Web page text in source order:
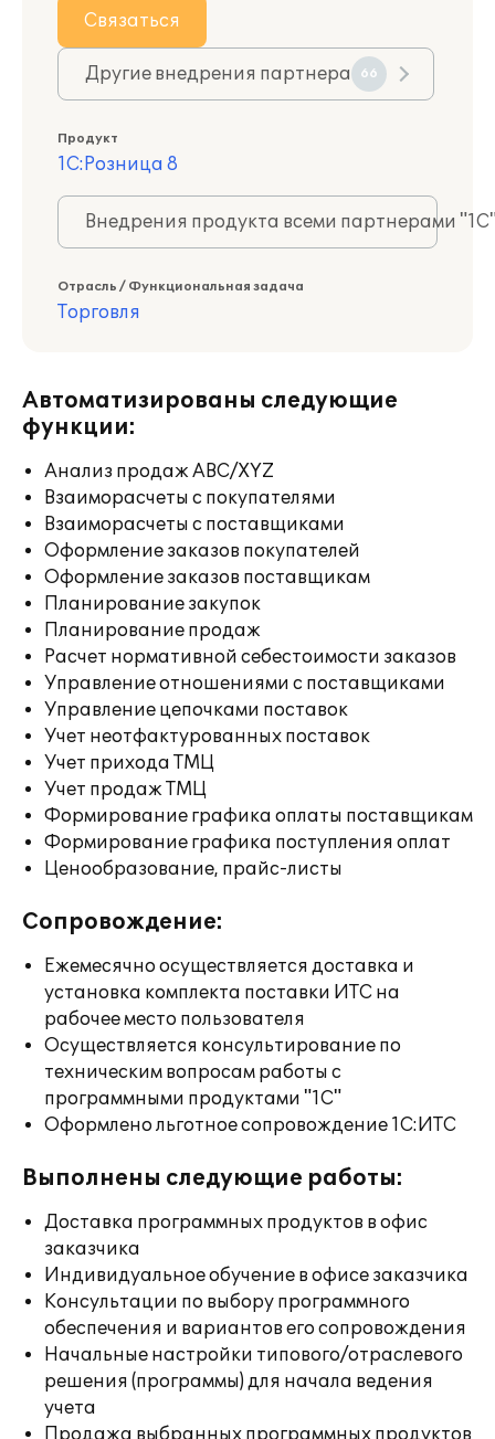
Связаться
Другие внедрения партнера 66
Продукт
1С:Розница 8
Внедрения продукта всеми партнерами
Отрасль / Функциональная задача
Торговля
Автоматизированы следующие
функции:
Анализ продаж ABC/XYZ
Взаиморасчеты с покупателями
Взаиморасчеты с поставщиками
Оформление заказов покупателей
Оформление заказов поставщикам
Планирование закупок
Планирование продаж
Расчет нормативной себестоимости заказов
Управление отношениями с поставщиками
Управление цепочками поставок
Учет неотфактурованных поставок
Учет прихода ТМЦ
Учет продаж ТМЦ
Формирование графика оплаты поставщикам
Формирование графика поступления оплат
Ценообразование, прайс-листы
Сопровождение:
Ежемесячно осуществляется доставка и
установка комплекта поставки ИТС на
рабочее место пользователя
Осуществляется консультирование по
техническим вопросам работы с
программными продуктами "1С"
Оформлено льготное сопровождение 1С:ИТС
Выполнены следующие работы:
Доставка программных продуктов в офис
заказчика
Индивидуальное обучение в офисе заказчика
Консультации по выбору программного
обеспечения и вариантов его сопровождения
Начальные настройки типового/отраслевого
решения (программы) для начала ведения
учета
Продажа выбранных программных продуктов